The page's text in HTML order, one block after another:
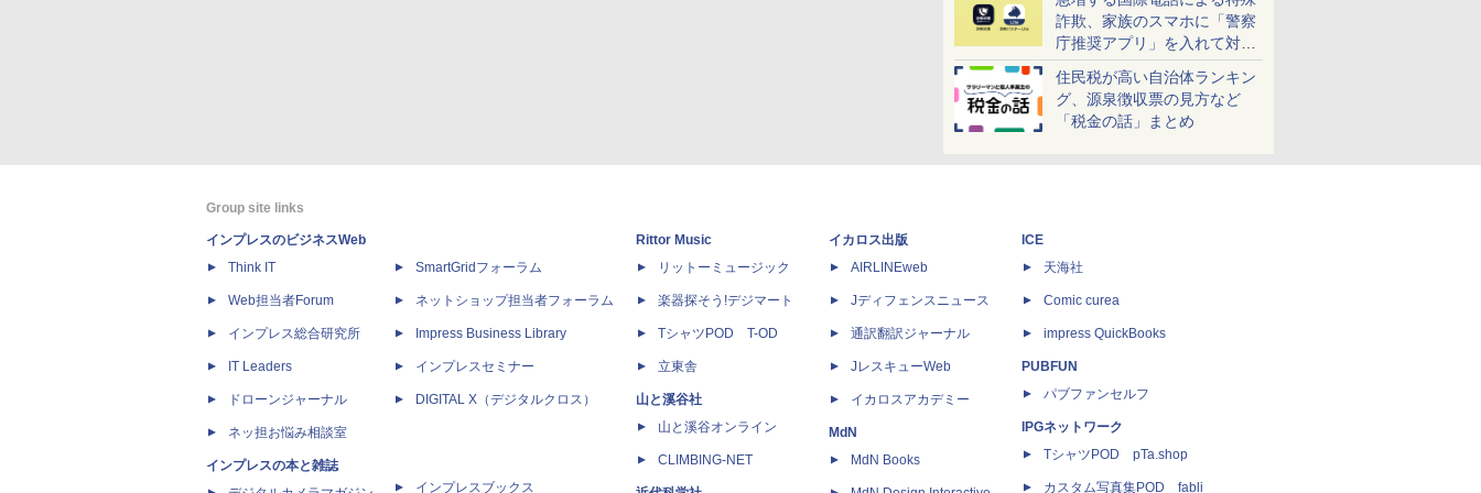
詐欺、家族のスマホに「警察
庁推奨アプリ」を入れて対策
しよう！
住民税が高い自治体ランキン
グ、源泉徴収票の見方など
「税金の話」まとめ
Group site links
インプレスのビジネスWeb
Think IT
Web担当者Forum
インプレス総合研究所
IT Leaders
ドローンジャーナル
ネッ担お悩み相談室
インプレスの本と雑誌
SmartGridフォーラム
ネットショップ担当者フォーラム
Impress Business Library
インプレスセミナー
DIGITAL X（デジタルクロス）
インプレスブックス
Rittor Music
リットーミュージック
楽器探そう!デジマート
TシャツPOD T-OD
立東舎
山と溪谷社
山と溪谷オンライン
CLIMBING-NET
イカロス出版
AIRLINEweb
Jディフェンスニュース
通訳翻訳ジャーナル
JレスキューWeb
イカロスアカデミー
MdN
MdN Books
ICE
天海社
Comic curea
impress QuickBooks
PUBFUN
パブファンセルフ
IPGネットワーク
TシャツPOD pTa.shop
カスタム写真集POD fabli